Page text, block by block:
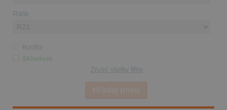
Ráfik:
Runflat
Skladom
Zrušiť všetky filtre